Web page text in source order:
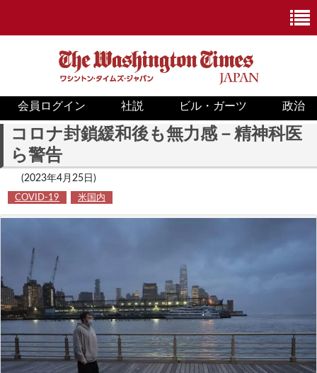
ニュース
政治
ホワイトハウス
米国内
国際
安全保障
ビジネス・経済
会員ログイン 社説 ビル・ガーツ 政治
コロナ封鎖緩和後も無力感－精神科医
ら警告
(2023年4月25日)
COVID-19 米国内